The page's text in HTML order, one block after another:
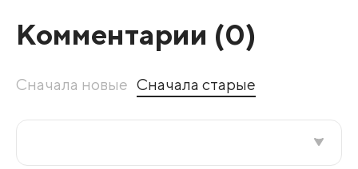
Комментарии (0)
Сначала новые Сначала старые